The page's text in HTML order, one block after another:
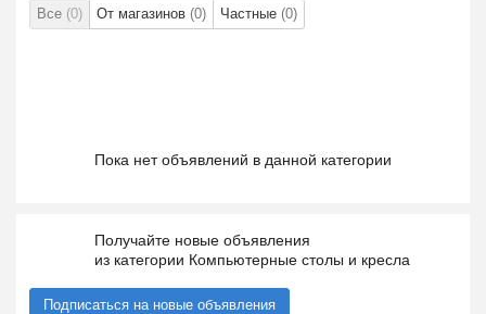
Все (0) От магазинов (0) Частные (0)
Пока нет объявлений в данной категории
Получайте новые объявления
из категории Компьютерные столы и кресла
Подписаться на новые объявления